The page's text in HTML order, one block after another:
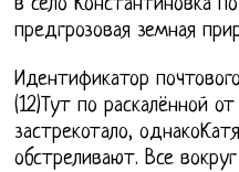
в село Константиновка
предгрозовая земная
Идентификатор
(12)Тут по раскалённой
застрекотало,
обстреливают. Все